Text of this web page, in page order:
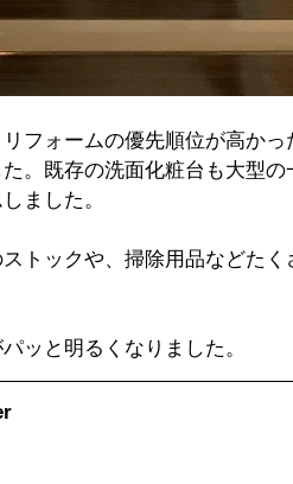
フォームの優先順位が高かっ
。既存の洗面化粧台も大型の
ました。
トックや、掃除用品などたく
ッと明るくなりました。